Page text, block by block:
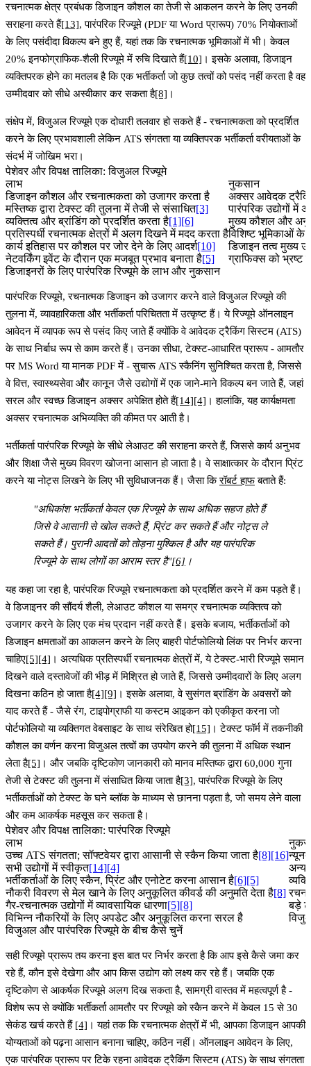
रचनात्मक क्षेत्र प्रबंधकडिजाइन कौशल का तेजी से आकलन करने के लिए उनकी
सराहना करते हैं[13], पारंपरिक रिज्यूमे (PDF या Word प्रारूप) 70% नियोक्ताओं
के लिए पसंदीदा विकल्प बने हुए हैं, यहां तक कि रचनात्मक भूमिकाओं में भी। केवल
20% इनफोग्राफिक-शैली रिज्यूमे में रुचि दिखाते हैं[10] । इसके अलावा, डिजाइन
व्यक्तिपरक होने का मतलब है कि एक भर्तीकर्ता जो कुछ तत्वों को पसंद नहीं करता है वह
उम्मीदवार को सीधे अस्वीकार कर सकता है[8] ।
संक्षेप में, विजुअल रिज्यूमे एक दोधारी तलवार हो सकते हैं - रचनात्मकता को प्रदर्शित
करने के लिए प्रभावशाली लेकिन ATS संगतता या व्यक्तिपरक भर्तीकर्ता वरीयताओं के
संदर्भ में जोखिम भरा।
पेशेवर और विपक्ष तालिका: विजुअल रिज्यूमे
लाभ
नुकसान
डिजाइन कौशल और रचनात्मकता को उजागर करता है
अक्सर आवेदक
मस्तिष्क द्वारा टेक्स्ट की तुलना में तेजी से संसाधित[3]
पारंपरिक उद्योगों में
व्यक्तित्व और ब्रांडिंग को प्रदर्शित करता है[1][6]
मुख्य कौशल और
प्रतिस्पर्धी रचनात्मक क्षेत्रों में अलग दिखने में मदद करता हैविशिष्ट भूमिकाओं
कार्य इतिहास पर कौशल पर जोर देने के लिए आदर्श[10]
डिजाइन तत्व मुख्य
नेटवर्किंग इवेंट के दौरान एक मजबूत प्रभाव बनाता है[5]
ग्राफिक्स को
डिजाइनरों के लिए पारंपरिक रिज्यूमे के लाभ और नुकसान
पारंपरिक रिज्यूमे, रचनात्मक डिजाइन को उजागर करने वाले विजुअल रिज्यूमे की
तुलना में, व्यावहारिकता और भर्तीकर्ता परिचितता में उत्कृष्ट हैं। ये रिज्यूमे ऑनलाइन
आवेदन में व्यापक रूप से पसंद किए जाते हैं क्योंकि वे आवेदक ट्रैकिंग सिस्टम (ATS)
के साथ निर्बाध रूप से काम करते हैं। उनका सीधा, टेक्स्ट-आधारित प्रारूप - आमतौर
पर MS Word या मानक PDF में - सुचारू ATS स्कैनिंग सुनिश्चित करता है, जिससे
वे वित्त, स्वास्थ्यसेवा और कानून जैसे उद्योगों में एक जाने-माने विकल्प बन जाते हैं, जहां
सरल और स्वच्छ डिजाइन अक्सर अपेक्षित होते हैं[14][4] । हालांकि, यह कार्यक्षमता
अक्सर रचनात्मक अभिव्यक्ति की कीमत पर आती है।
भर्तीकर्ता पारंपरिक रिज्यूमे के सीधे लेआउट की सराहना करते हैं, जिससे कार्य अनुभव
और शिक्षा जैसे मुख्य विवरण खोजना आसान हो जाता है। वे साक्षात्कार के दौरान प्रिंट
करने या नोट्स लिखने के लिए भी सुविधाजनक हैं। जैसा किरॉबर्ट हाफबताते हैं:
"अधिकांश भर्तीकर्ता केवल एक रिज्यूमे के साथ अधिक सहज होते हैं
जिसे वे आसानी से खोल सकते हैं, प्रिंट कर सकते हैं और नोट्स ले
सकते हैं। पुरानी आदतों को तोड़ना मुश्किल है और यह पारंपरिक
रिज्यूमे के साथ लोगों का आराम स्तर है"[6] ।
यह कहा जा रहा है, पारंपरिक रिज्यूमे रचनात्मकता को प्रदर्शित करने में कम पड़ते हैं।
वे डिजाइनर की सौंदर्य शैली, लेआउट कौशल या समग्र रचनात्मक व्यक्तित्व को
उजागर करने के लिए एक मंच प्रदान नहीं करते हैं। इसके बजाय, भर्तीकर्ताओं को
डिजाइन क्षमताओं का आकलन करने के लिए बाहरी पोर्टफोलियो लिंक पर निर्भर करना
चाहिए[5][4] । अत्यधिक प्रतिस्पर्धी रचनात्मक क्षेत्रों में, ये टेक्स्ट-भारी रिज्यूमे समान
दिखने वाले दस्तावेजों की भीड़ में मिश्रित हो जाते हैं, जिससे उम्मीदवारों के लिए अलग
दिखना कठिन हो जाता है[4][9] । इसके अलावा, वे सुसंगत ब्रांडिंग के अवसरों को
याद करते हैं - जैसे रंग, टाइपोग्राफी या कस्टम आइकन को एकीकृत करना जो
पोर्टफोलियो या व्यक्तिगत वेबसाइट के साथ संरेखित हो[15] । टेक्स्ट फॉर्म में तकनीकी
कौशल का वर्णन करना विजुअल तत्वों का उपयोग करने की तुलना में अधिक स्थान
लेता है[5] । और जबकि दृष्टिकोण जानकारी को मानव मस्तिष्क द्वारा60,000 गुना
तेजी से टेक्स्ट की तुलना मेंसंसाधित किया जाता है[3], पारंपरिक रिज्यूमे के लिए
भर्तीकर्ताओं को टेक्स्ट के घने ब्लॉक के माध्यम से छानना पड़ता है, जो समय लेने वाला
और कम आकर्षक महसूस कर सकता है।
पेशेवर और विपक्ष तालिका: पारंपरिक रिज्यूमे
लाभ
उच्च ATS संगतता; सॉफ्टवेयर द्वारा आसानी से स्कैन किया जाता है[8][16]
सभी उद्योगों में स्वीकृत[14][4]
अन्य
भर्तीकर्ताओं के लिए स्कैन, प्रिंट और एनोटेट करना आसान है[6][5]
नौकरी विवरण से मेल खाने के लिए अनुकूलित कीवर्ड की अनुमति देता है[8]
गैर-रचनात्मक उद्योगों में व्यावसायिक धारणा[5][8]
बड़े
विभिन्न नौकरियों के लिए अपडेट और अनुकूलित करना सरल है
विजुअल और पारंपरिक रिज्यूमे के बीच कैसे चुनें
सही रिज्यूमे प्रारूप तय करना इस बात पर निर्भर करता है कि आप इसे कैसे जमा कर
रहे हैं, कौन इसे देखेगा और आप किस उद्योग को लक्ष्य कर रहे हैं। जबकि एक
दृष्टिकोण से आकर्षक रिज्यूमे अलग दिख सकता है, सामग्री वास्तव में महत्वपूर्ण है -
विशेष रूप से क्योंकि भर्तीकर्ता आमतौर पर रिज्यूमे को स्कैन करने में केवल 15 से 30
सेकंड खर्च करते हैं [4] । यहां तक कि रचनात्मक क्षेत्रों में भी, आपका डिजाइन आपकी
योग्यताओं को पढ़ना आसान बनाना चाहिए, कठिन नहीं। ऑनलाइन आवेदन के लिए,
एक पारंपरिक प्रारूप पर टिके रहना आवेदक ट्रैकिंग सिस्टम (ATS) के साथ संगतता